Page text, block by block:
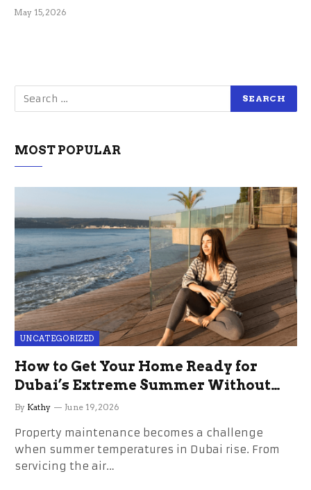
May 15, 2026
MOST POPULAR
UNCATEGORIZED
How to Get Your Home Ready for
Dubai’s Extreme Summer Without
the Stress
By Kathy June 19, 2026
Property maintenance becomes a challenge
when summer temperatures in Dubai rise. From
servicing the air…